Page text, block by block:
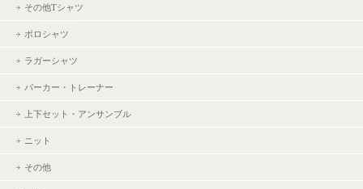
その他Tシャツ
ポロシャツ
ラガーシャツ
パーカー・トレーナー
上下セット・アンサンブル
ニット
その他